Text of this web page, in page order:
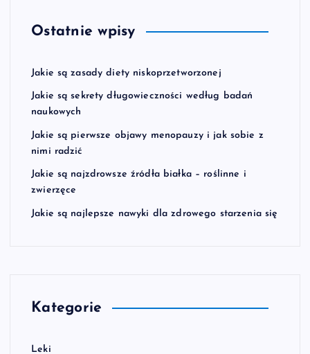
Ostatnie wpisy
Jakie są zasady diety niskoprzetworzonej
Jakie są sekrety długowieczności według badań
naukowych
Jakie są pierwsze objawy menopauzy i jak sobie z
nimi radzić
Jakie są najzdrowsze źródła białka – roślinne i
zwierzęce
Jakie są najlepsze nawyki dla zdrowego starzenia się
Kategorie
Leki